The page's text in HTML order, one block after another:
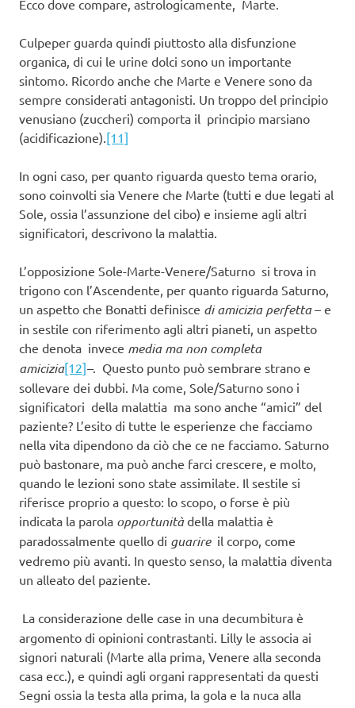
Ecco dove compare, astrologicamente, Marte.
Culpeper guarda quindi piuttosto alla disfunzione
organica, di cui le urine dolci sono un importante
sintomo. Ricordo anche che Marte e Venere sono da
sempre considerati antagonisti. Un troppo del principio
venusiano (zuccheri) comporta il principio marsiano
(acidificazione).[11]
In ogni caso, per quanto riguarda questo tema orario,
sono coinvolti sia Venere che Marte (tutti e due legati al
Sole, ossia l’assunzione del cibo) e insieme agli altri
significatori, descrivono la malattia.
L’opposizione Sole-Marte-Venere/Saturno si trova in
trigono con l’Ascendente, per quanto riguarda Saturno,
un aspetto che Bonatti definisce di amicizia perfetta– e
in sestile con riferimento agli altri pianeti, un aspetto
che denota invece media ma non completa
amicizia[12]–. Questo punto può sembrare strano e
sollevare dei dubbi. Ma come, Sole/Saturno sono i
significatori della malattia ma sono anche “amici” del
paziente? L’esito di tutte le esperienze che facciamo
nella vita dipendono da ciò che ce ne facciamo. Saturno
può bastonare, ma può anche farci crescere, e molto,
quando le lezioni sono state assimilate. Il sestile si
riferisce proprio a questo: lo scopo, o forse è più
indicata la parola opportunitàdella malattia è
paradossalmente quello di guarireil corpo, come
vedremo più avanti. In questo senso, la malattia diventa
un alleato del paziente.
La considerazione delle case in una decumbitura è
argomento di opinioni contrastanti. Lilly le associa ai
signori naturali (Marte alla prima, Venere alla seconda
casa ecc.), e quindi agli organi rappresentati da questi
Segni ossia la testa alla prima, la gola e la nuca alla